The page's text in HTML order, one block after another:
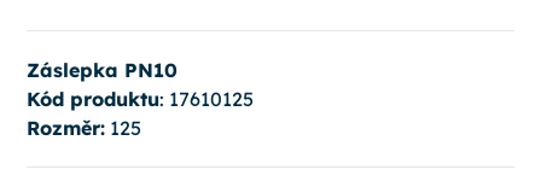
Záslepka PN10
Kód produktu: 17610125
Rozměr:125